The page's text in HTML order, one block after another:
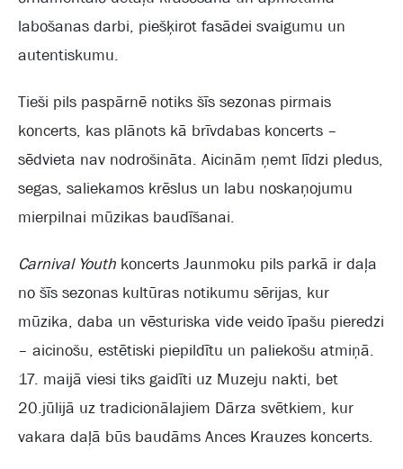
labošanas darbi, piešķirot fasādei svaigumu un
autentiskumu.
Tieši pils paspārnē notiks šīs sezonas pirmais
koncerts, kas plānots kā brīvdabas koncerts –
sēdvieta nav nodrošināta. Aicinām ņemt līdzi pledus,
segas, saliekamos krēslus un labu noskaņojumu
mierpilnai mūzikas baudīšanai.
Carnival Youth koncerts Jaunmoku pils parkā ir daļa
no šīs sezonas kultūras notikumu sērijas, kur
mūzika, daba un vēsturiska vide veido īpašu pieredzi
– aicinošu, estētiski piepildītu un paliekošu atmiņā.
17. maijā viesi tiks gaidīti uz Muzeju nakti, bet
20.jūlijā uz tradicionālajiem Dārza svētkiem, kur
vakara daļā būs baudāms Ances Krauzes koncerts.